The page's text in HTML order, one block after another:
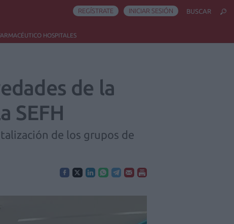
HOSPITALES
REGÍSTRATE INICIAR SESIÓN BUSCAR
de la
SEFH
de los grupos de